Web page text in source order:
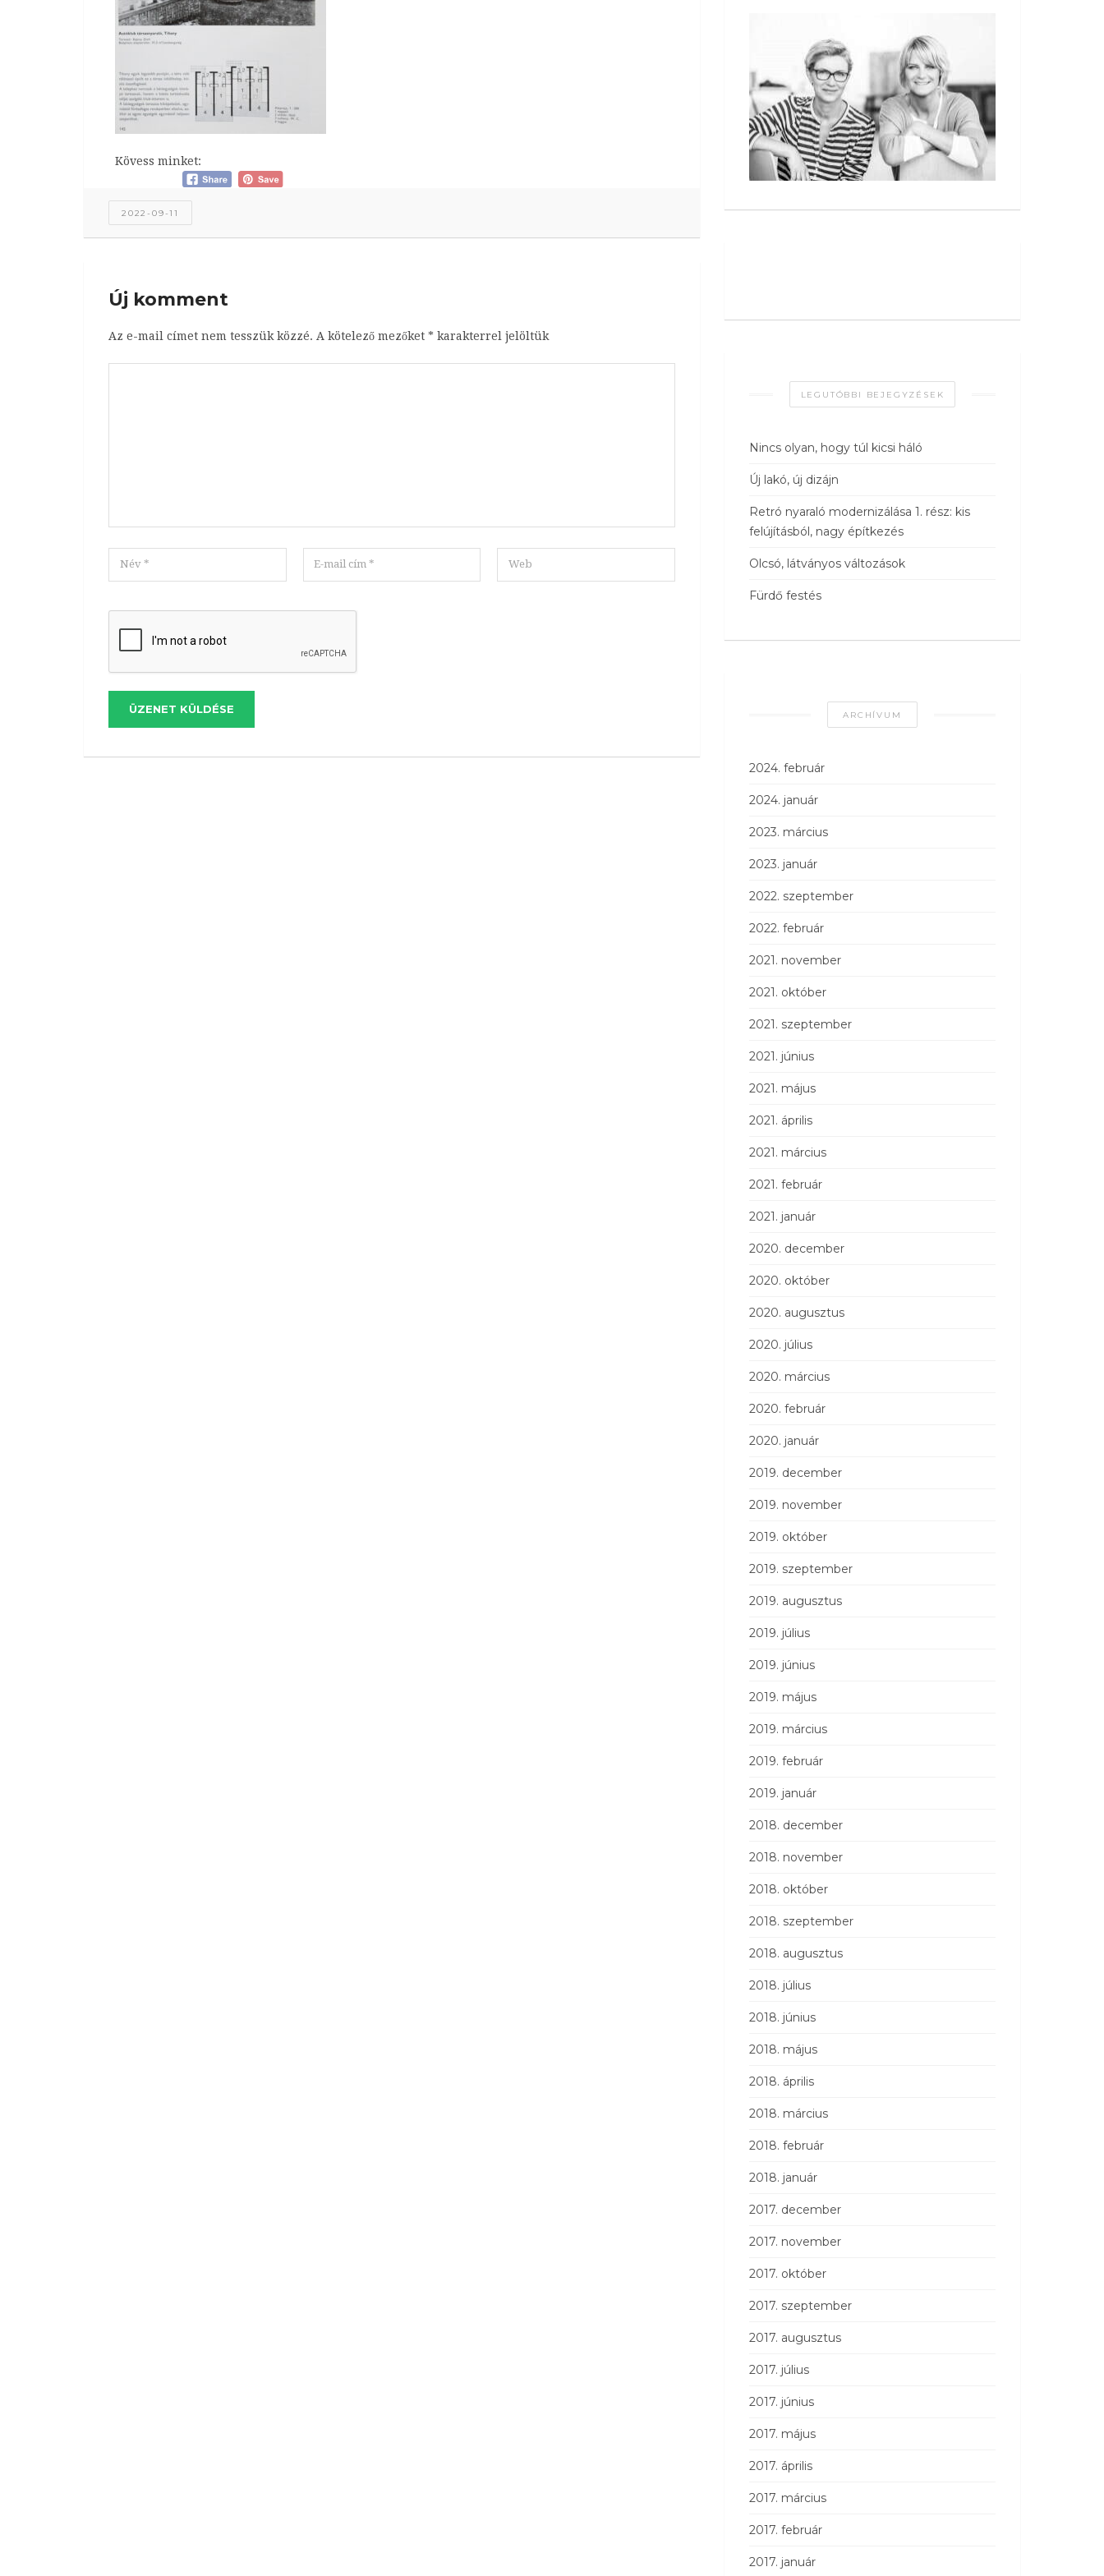
Kövess minket:
2022-09-11
Új komment
Az e-mail címet nem tesszük közzé. A kötelező mezőket * karakterrel jelöltük
ÜZENET KÜLDÉSE
LEGUTÓBBI BEJEGYZÉSEK
Nincs olyan, hogy túl kicsi háló
Új lakó, új dizájn
Retró nyaraló modernizálása 1. rész: kis
felújításból, nagy építkezés
Olcsó, látványos változások
Fürdő festés
ARCHÍVUM
2024. február
2024. január
2023. március
2023. január
2022. szeptember
2022. február
2021. november
2021. október
2021. szeptember
2021. június
2021. május
2021. április
2021. március
2021. február
2021. január
2020. december
2020. október
2020. augusztus
2020. július
2020. március
2020. február
2020. január
2019. december
2019. november
2019. október
2019. szeptember
2019. augusztus
2019. július
2019. június
2019. május
2019. március
2019. február
2019. január
2018. december
2018. november
2018. október
2018. szeptember
2018. augusztus
2018. július
2018. június
2018. május
2018. április
2018. március
2018. február
2018. január
2017. december
2017. november
2017. október
2017. szeptember
2017. augusztus
2017. július
2017. június
2017. május
2017. április
2017. március
2017. február
2017. január